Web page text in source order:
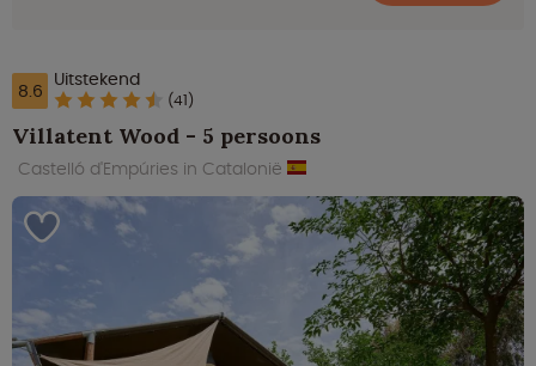
8.6 Uitstekend
(41)
Villatent Wood - 5 persoons
Castelló d'Empúries in Catalonië